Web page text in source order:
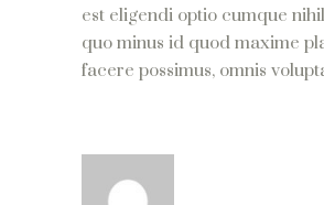
est eligendi optio cumque
quo minus id quod maxime
facere possimus, omnis